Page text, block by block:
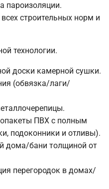
пароизоляции.
строительных норм и
технологии.
доски камерной сушки.
(обвязка/лаги/
ПВХ с полным
подоконники и отливы).
дома/бани толщиной от
перегородок в домах/